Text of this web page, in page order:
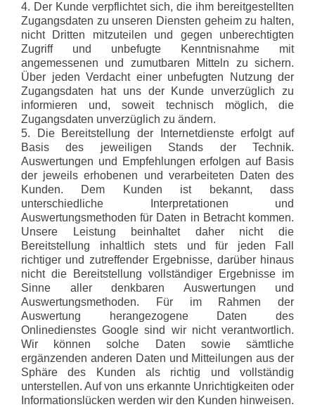
4. Der Kunde verpflichtet sich, die ihm bereitgestellten
Zugangsdaten zu unseren Diensten geheim zu halten,
nicht Dritten mitzuteilen und gegen unberechtigten
Zugriff und unbefugte Kenntnisnahme mit
angemessenen und zumutbaren Mitteln zu sichern.
Über jeden Verdacht einer unbefugten Nutzung der
Zugangsdaten hat uns der Kunde unverzüglich zu
informieren und, soweit technisch möglich, die
Zugangsdaten unverzüglich zu ändern.
5. Die Bereitstellung der Internetdienste erfolgt auf
Basis des jeweiligen Stands der Technik.
Auswertungen und Empfehlungen erfolgen auf Basis
der jeweils erhobenen und verarbeiteten Daten des
Kunden. Dem Kunden ist bekannt, dass
unterschiedliche Interpretationen und
Auswertungsmethoden für Daten in Betracht kommen.
Unsere Leistung beinhaltet daher nicht die
Bereitstellung inhaltlich stets und für jeden Fall
richtiger und zutreffender Ergebnisse, darüber hinaus
nicht die Bereitstellung vollständiger Ergebnisse im
Sinne aller denkbaren Auswertungen und
Auswertungsmethoden. Für im Rahmen der
Auswertung herangezogene Daten des
Onlinedienstes Google sind wir nicht verantwortlich.
Wir können solche Daten sowie sämtliche
ergänzenden anderen Daten und Mitteilungen aus der
Sphäre des Kunden als richtig und vollständig
unterstellen. Auf von uns erkannte Unrichtigkeiten oder
Informationslücken werden wir den Kunden hinweisen.